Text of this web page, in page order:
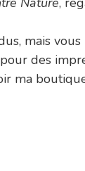
mais
des
ma